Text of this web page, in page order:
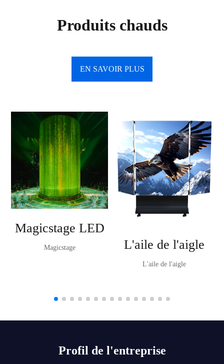
Produits chauds
EN SAVOIR PLUS
Magicstage LED
Magicstage L'aile de l'aigle
L'aile de l'aigle
Profil de l'entreprise